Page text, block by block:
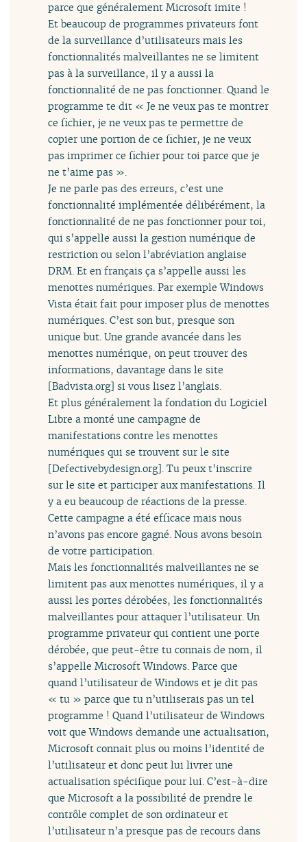
parce que généralement Microsoft imite !
Et beaucoup de programmes privateurs font
de la surveillance d’utilisateurs mais les
fonctionnalités malveillantes ne se limitent
pas à la surveillance, il y a aussi la
fonctionnalité de ne pas fonctionner. Quand le
programme te dit « Je ne veux pas te montrer
ce fichier, je ne veux pas te permettre de
copier une portion de ce fichier, je ne veux
pas imprimer ce fichier pour toi parce que je
ne t’aime pas ».
Je ne parle pas des erreurs, c’est une
fonctionnalité implémentée délibérément, la
fonctionnalité de ne pas fonctionner pour toi,
qui s’appelle aussi la gestion numérique de
restriction ou selon l’abréviation anglaise
DRM. Et en français ça s’appelle aussi les
menottes numériques. Par exemple Windows
Vista était fait pour imposer plus de menottes
numériques. C’est son but, presque son
unique but. Une grande avancée dans les
menottes numérique, on peut trouver des
informations, davantage dans le site
[Badvista.org] si vous lisez l’anglais.
Et plus généralement la fondation du Logiciel
Libre a monté une campagne de
manifestations contre les menottes
numériques qui se trouvent sur le site
[Defectivebydesign.org]. Tu peux t’inscrire
sur le site et participer aux manifestations. Il
y a eu beaucoup de réactions de la presse.
Cette campagne a été efficace mais nous
n’avons pas encore gagné. Nous avons besoin
de votre participation.
Mais les fonctionnalités malveillantes ne se
limitent pas aux menottes numériques, il y a
aussi les portes dérobées, les fonctionnalités
malveillantes pour attaquer l’utilisateur. Un
programme privateur qui contient une porte
dérobée, que peut-être tu connais de nom, il
s’appelle Microsoft Windows. Parce que
quand l’utilisateur de Windows et je dit pas
« tu » parce que tu n’utiliserais pas un tel
programme ! Quand l’utilisateur de Windows
voit que Windows demande une actualisation,
Microsoft connait plus ou moins l’identité de
l’utilisateur et donc peut lui livrer une
actualisation spécifique pour lui. C’est-à-dire
que Microsoft a la possibilité de prendre le
contrôle complet de son ordinateur et
l’utilisateur n’a presque pas de recours dans